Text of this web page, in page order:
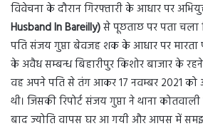
विवेचना के दौरान गिरफ्तारी के आधार पर
Husband In Bareilly)से पूछताछ पर पता चला
पति संजय गुप्ता बेवजह शक के आधार पर मारता
के अवैध सम्बन्ध बिहारीपुर किशोर बाजार के
वह अपने पति से तंग आकर 17 नवम्बर 2021 को
थी। जिसकी रिपोर्ट संजय गुप्ता ने थाना
बाद ज्योति वापस घर आ गयी और आपस में